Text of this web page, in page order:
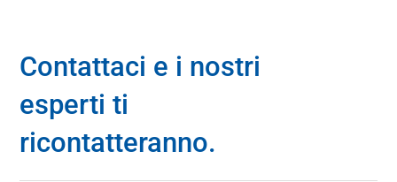
Contattaci e i nostri
esperti ti
ricontatteranno.